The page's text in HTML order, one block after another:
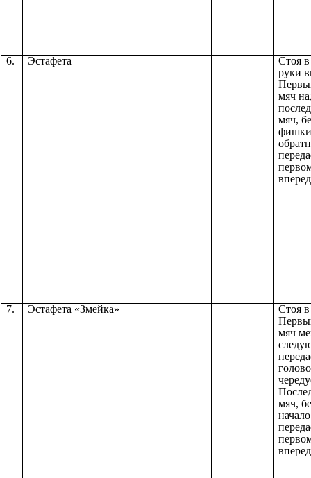
6. Эстафета
Стоя
руки
мяч
мяч,
7. Эстафета «Змейка»
Стоя
мяч
мяч,